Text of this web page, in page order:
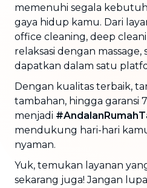
memenuhi segala
gaya hidup kamu. Dari
office cleaning, deep
relaksasi dengan massage,
dapatkan dalam satu
Dengan kualitas terbaik,
tambahan, hingga garansi
menjadi
mendukung hari-hari
nyaman.
Yuk, temukan layanan
sekarang juga! Jangan